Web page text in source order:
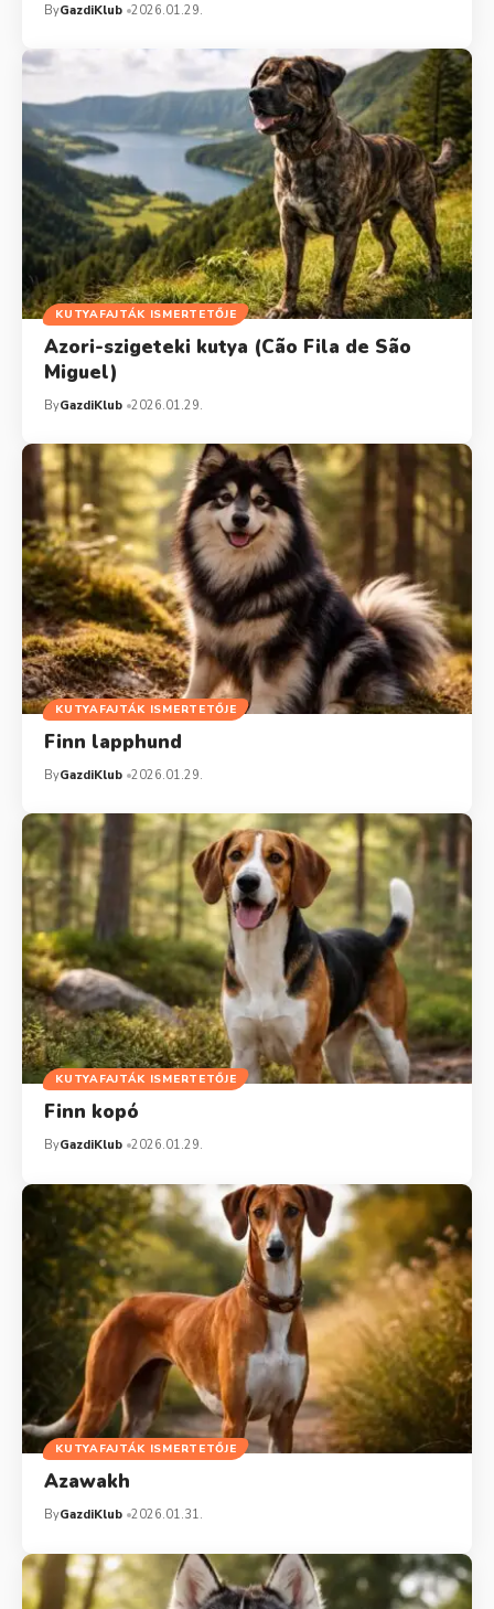
ByGazdiKlub 2026.01.29.
KUTYAFAJTÁK ISMERTETŐJE
Azori-szigeteki kutya (Cão Fila de São
Miguel)
ByGazdiKlub 2026.01.29.
KUTYAFAJTÁK ISMERTETŐJE
Finn lapphund
ByGazdiKlub 2026.01.29.
KUTYAFAJTÁK ISMERTETŐJE
Finn kopó
ByGazdiKlub 2026.01.29.
KUTYAFAJTÁK ISMERTETŐJE
Azawakh
ByGazdiKlub 2026.01.31.